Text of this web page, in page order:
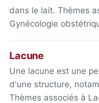
dans le lait. Thèmes
Gynécologie
Lacune
Une lacune est une
d'une structure,
Thèmes associés à